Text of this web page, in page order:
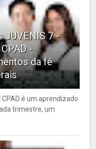
JUVENIS 7 -
-
da fé
é um aprendizado
trimestre, um